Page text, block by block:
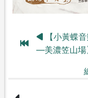
【小黃蝶
—美濃笠山場